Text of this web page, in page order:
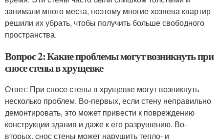
занимали много места, поэтому многие хозяева квартир
решили их убрать, чтобы получить больше свободного
пространства.
Вопрос 2: Какие проблемы могут возникнуть при
сносе стены в хрущевке
Ответ: При сносе стены в хрущевке могут возникнуть
несколько проблем. Во-первых, если стену неправильно
демонтировать, это может привести к повреждению
конструкции здания и даже к его разрушению. Во-
вторых, снос стены может нарушить тепло- и